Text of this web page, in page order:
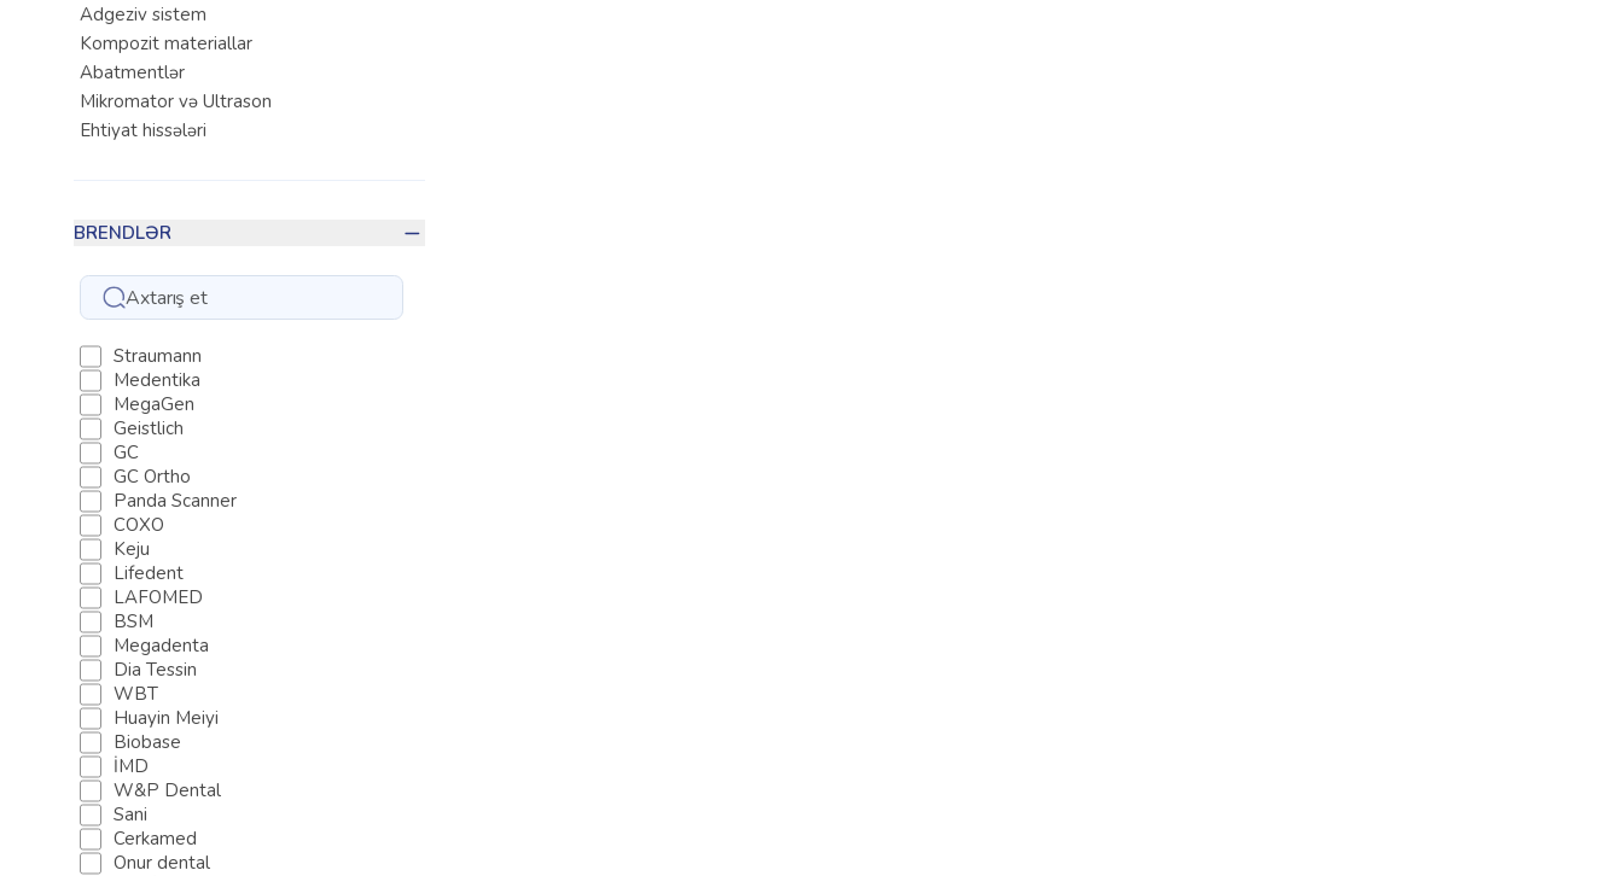
Adgeziv sistem
Kompozit materiallar
Abatmentlər
Mikromator və Ultrason
Ehtiyat hissələri
Kanal yumaq üçün vasitələr
Terapevtik
Qoruyucu maskalar
Koferdam sistemi
Breket sistemləri
Ehtiyat hissələri
Ortodontiya
Breket sistemləri
Cərrahi ucluq
Abatmentlər
Kanal alətləri
Abatmentlər
Ehtiyat hissələri
Breket sistemləri
Ehtiyat hissələri
Abatmentlər
Fiziodispenser və Piezzo
Terapevtik ucluq
Borlar
Qoruyucu maskalar
Adgeziv sistem
BRENDLƏR
Straumann
Medentika
MegaGen
Geistlich
GC
GC Ortho
Panda Scanner
COXO
Keju
Lifedent
LAFOMED
BSM
Megadenta
Dia Tessin
WBT
Huayin Meiyi
Biobase
İMD
W&P Dental
Sani
Cerkamed
Onur dental